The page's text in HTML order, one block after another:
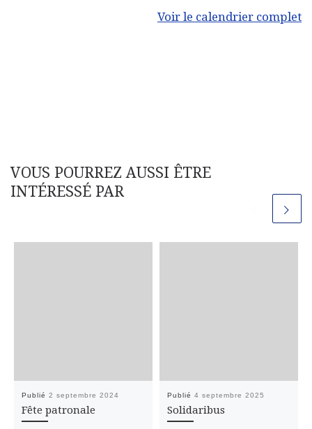
Voir le calendrier complet
VOUS POURREZ AUSSI ÊTRE
INTÉRESSÉ PAR
Publié 2 septembre 2024
Fête patronale
Publié 4 septembre 2025
Solidaribus